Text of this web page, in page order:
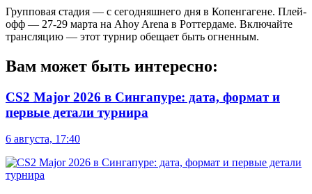
Групповая стадия — с сегодняшнего дня в Копенгагене. Плей-
офф — 27-29 марта на Ahoy Arena в Роттердаме. Включайте
трансляцию — этот турнир обещает быть огненным.
Вам может быть интересно:
CS2 Major 2026 в Сингапуре: дата, формат и
первые детали турнира
6 августа, 17:40